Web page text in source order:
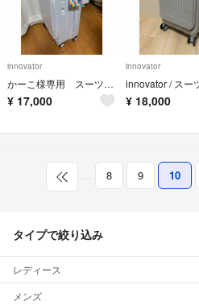
innovator
かーこ様専用 スーツケース イノベーター / innovator
¥ 17,000
innovator
¥ 18,000
… 8 9 10
タイプで絞り込み
レディース
メンズ